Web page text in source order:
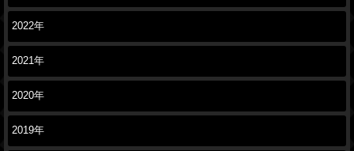
2022年
2021年
2020年
2019年